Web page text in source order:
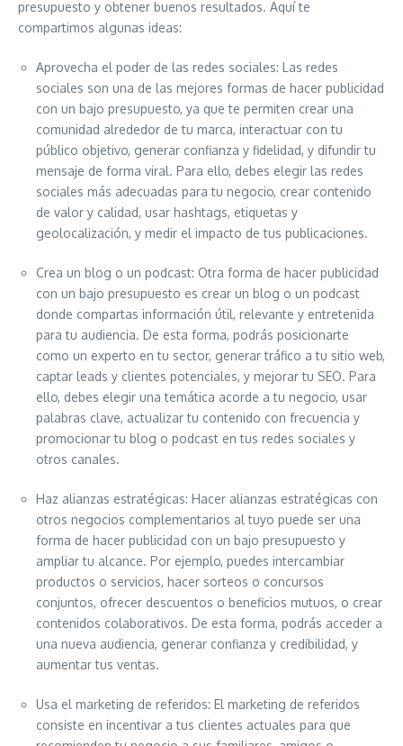
presupuesto y obtener buenos resultados. Aquí te
compartimos algunas ideas:
Aprovecha el poder de las redes sociales: Las redes
sociales son una de las mejores formas de hacer publicidad
con un bajo presupuesto, ya que te permiten crear una
comunidad alrededor de tu marca, interactuar con tu
público objetivo, generar confianza y fidelidad, y difundir tu
mensaje de forma viral. Para ello, debes elegir las redes
sociales más adecuadas para tu negocio, crear contenido
de valor y calidad, usar hashtags, etiquetas y
geolocalización, y medir el impacto de tus publicaciones.
Crea un blog o un podcast: Otra forma de hacer publicidad
con un bajo presupuesto es crear un blog o un podcast
donde compartas información útil, relevante y entretenida
para tu audiencia. De esta forma, podrás posicionarte
como un experto en tu sector, generar tráfico a tu sitio web,
captar leads y clientes potenciales, y mejorar tu SEO. Para
ello, debes elegir una temática acorde a tu negocio, usar
palabras clave, actualizar tu contenido con frecuencia y
promocionar tu blog o podcast en tus redes sociales y
otros canales.
Haz alianzas estratégicas: Hacer alianzas estratégicas con
otros negocios complementarios al tuyo puede ser una
forma de hacer publicidad con un bajo presupuesto y
ampliar tu alcance. Por ejemplo, puedes intercambiar
productos o servicios, hacer sorteos o concursos
conjuntos, ofrecer descuentos o beneficios mutuos, o crear
contenidos colaborativos. De esta forma, podrás acceder a
una nueva audiencia, generar confianza y credibilidad, y
aumentar tus ventas.
Usa el marketing de referidos: El marketing de referidos
consiste en incentivar a tus clientes actuales para que